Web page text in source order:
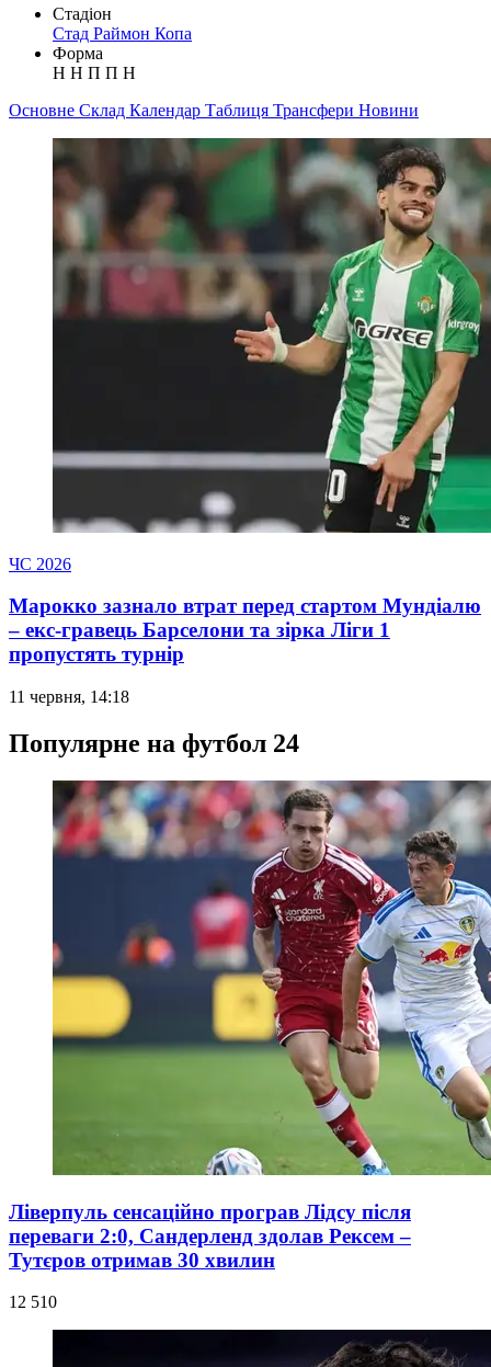
Стадіон
Стад Раймон Копа
Форма
Н Н П П Н
Основне Склад Календар Таблиця Трансфери Новини
ЧС 2026
Марокко зазнало втрат перед стартом Мундіалю
– екс-гравець Барселони та зірка Ліги 1
пропустять турнір
11 червня, 14:18
Популярне на футбол 24
Ліверпуль сенсаційно програв Лідсу після
переваги 2:0, Сандерленд здолав Рексем –
Тутєров отримав 30 хвилин
12 510